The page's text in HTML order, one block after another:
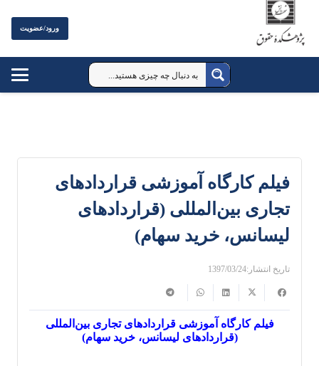
ورود/عضویت
فیلم کارگاه آموزشی قراردادهای
تجاری بین‌المللی (قراردادهای
لیسانس، خرید سهام)
تاریخ انتشار:1397/03/24
فیلم کارگاه آموزشی قراردادهای تجاری بین‌المللی
(قراردادهای لیسانس، خرید سهام)